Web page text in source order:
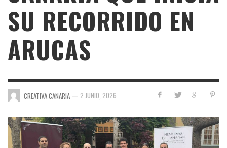
SU RECORRIDO EN
ARUCAS
CREATIVA CANARIA — 2 JUNIO, 2026